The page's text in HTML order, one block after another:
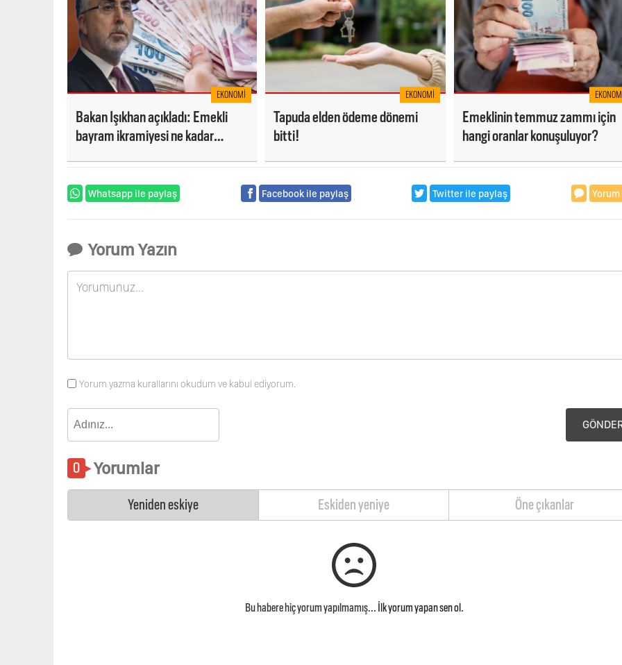
EKONOMI
Bakan Işıkhan açıkladı: Emekli
bayram ikramiyesi ne kadar
EKONOMI
Tapuda elden ödeme dönemi
bitti!
Emeklinin temmuz zammı için
hangi oranlar konuşuluyor?
Whatsapp ile paylaş Facebook ile paylaş Twitter ile paylaş Yorum
Yorum Yazın
Yorum yazma kurallarını okudum ve kabul ediyorum.
Yorumlar
Yeniden eskiye Eskiden yeniye Öne çıkanlar
Bu habere hiç yorum yapılmamış... İlk yorum yapan sen ol.